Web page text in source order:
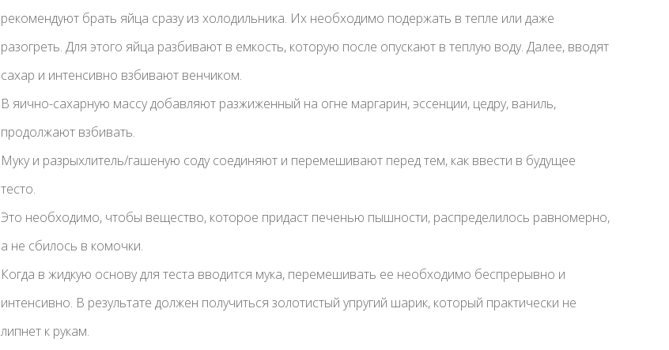
рекомендуют брать яйца сразу из холодильника. Их необходимо подержать в тепле или даже
разогреть. Для этого яйца разбивают в емкость, которую после опускают в теплую воду. Далее, вводят
сахар и интенсивно взбивают венчиком.
В яично-сахарную массу добавляют разжиженный на огне маргарин, эссенции, цедру, ваниль,
продолжают взбивать.
Муку и разрыхлитель/гашеную соду соединяют и перемешивают перед тем, как ввести в будущее
тесто.
Это необходимо, чтобы вещество, которое придаст печенью пышности, распределилось равномерно,
а не сбилось в комочки.
Когда в жидкую основу для теста вводится мука, перемешивать ее необходимо беспрерывно и
интенсивно. В результате должен получиться золотистый упругий шарик, который практически не
липнет к рукам.